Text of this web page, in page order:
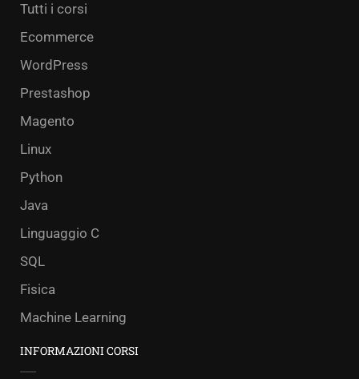
Tutti i corsi
Ecommerce
WordPress
Prestashop
Magento
Linux
Python
Java
Linguaggio C
SQL
Fisica
Machine Learning
INFORMAZIONI CORSI